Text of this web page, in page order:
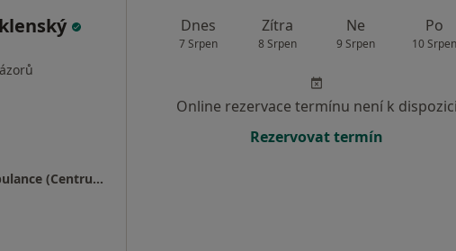
MEDAPO.cz, s.r.o - ortopedická ambulance (Centrum lékařské péče, 1.NP)
Dnes
7 Srpen
Zítra
8 Srpen
Ne
9 Srpen
Po
10 Srpen
Online rezervace termínu není k dispozici
Rezervovat termín